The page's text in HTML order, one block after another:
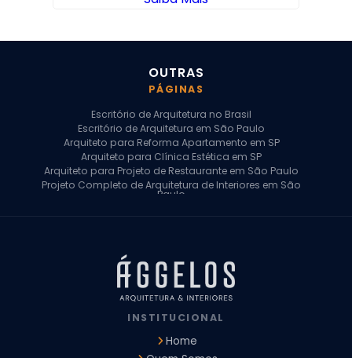
OUTRAS
PÁGINAS
Escritório de Arquitetura no Brasil
Escritório de Arquitetura em São Paulo
Arquiteto para Reforma Apartamento em SP
Arquiteto para Clínica Estética em SP
Arquiteto para Projeto de Restaurante em São Paulo
Projeto Completo de Arquitetura de Interiores em São
Paulo
Arquiteto para Projeto Comercial em São Paulo
Arquiteto Comercial
Arquiteto para Reforma de Apartamento
Arquiteto para Reforma Residencial
Arquitetura para Reforma de Casas
Design de Interiores Apartamentos
INSTITUCIONAL
Home